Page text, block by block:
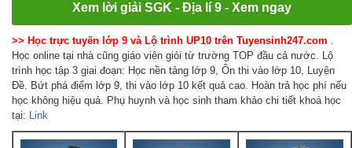
Xem lời giải SGK - Địa lí 9 - Xem ngay
>> Học trực tuyến lớp 9 và Lộ trình UP10 trên Tuyensinh247.com .
Học online tại nhà cũng giáo viên giỏi từ trường TOP đầu cả nước. Lộ
trình học tập 3 giai đoạn: Học nền tảng lớp 9, Ôn thi vào lớp 10, Luyện
Đề. Bứt phá điểm lớp 9, thi vào lớp 10 kết quả cao. Hoàn trả học phí nếu
học không hiệu quả. Phụ huynh và học sinh tham khảo chi tiết khoá học
tại: Link